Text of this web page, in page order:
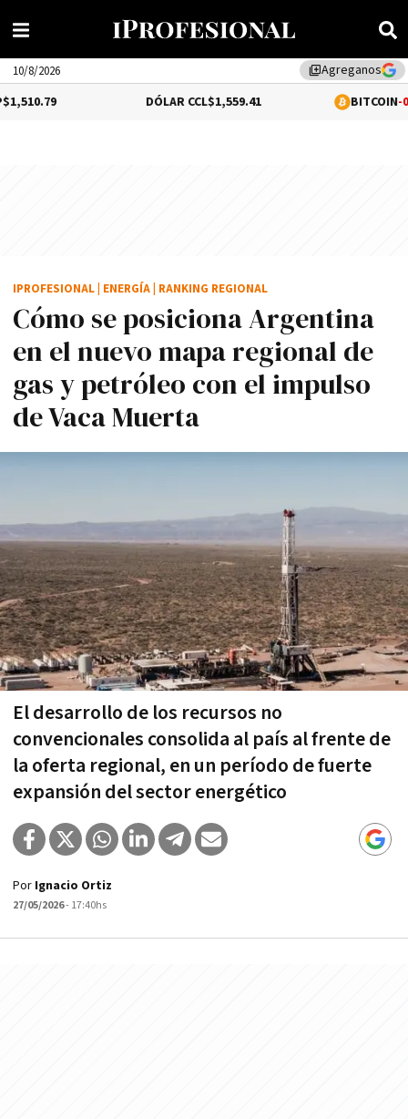
library_addAgreganos
10/8/2026
$1,559.41 -0.02%
Cómo se posiciona Argentina
en el nuevo mapa regional de
gas y petróleo con el impulso
de Vaca Muerta
El desarrollo de los recursos no
convencionales consolida al país al frente de
la oferta regional, en un período de fuerte
expansión del sector energético
IPROFESIONAL ENERGÍA RANKING REGIONAL
Por Ignacio Ortiz
27/05/2026- 17:40hs